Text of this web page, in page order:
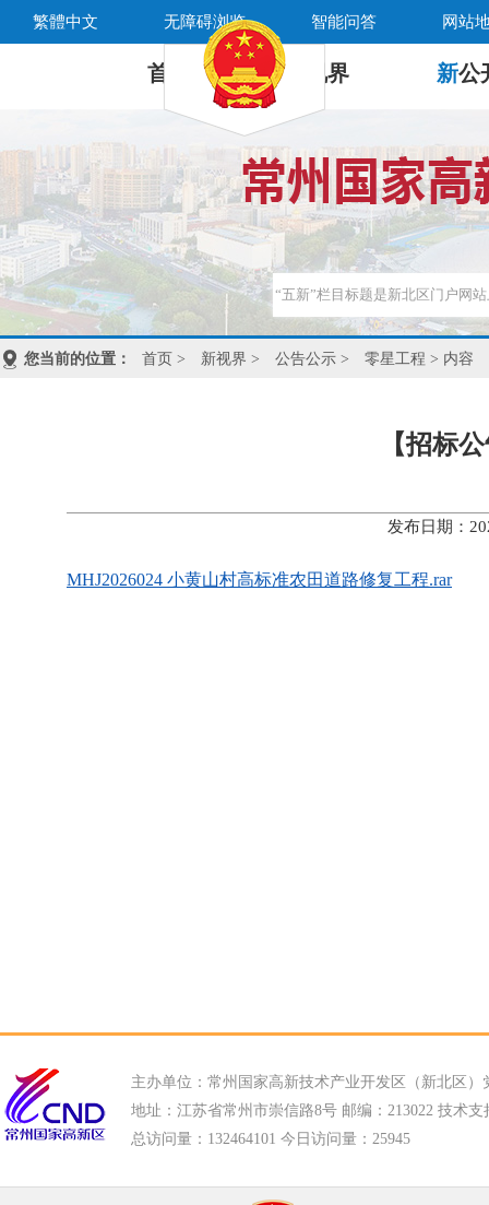
繁體中文 无障碍浏览 智能问答 网站
首 页 新 视界 新公
您当前的位置： 首页 > 新视界 > 公告公示 > 零星工程 > 内容
【招标
发布日期：
MHJ2026024 小黄山村高标准农田道路修复工程.rar
主办单位：常州国家高新技术产业开发区（新北区）
地址：江苏省常州市崇信路8号 邮编：213022 技术支
总访问量： 132464101 今日访问量： 25945